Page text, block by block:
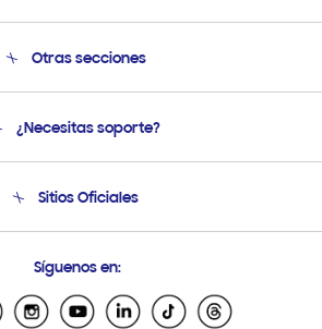
Otras secciones
Soporte
¿Necesitas soporte?
Soporte vía eMail
Sitios Oficiales
Samsung Ecuador
Samsung El Salvador
Síguenos en: